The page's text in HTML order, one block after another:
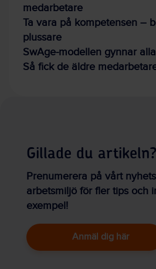
medarbetare
Ta vara på kompetensen –
plussare
SwAge-modellen gynnar
Så fick de äldre
Gillade du artikeln?
Prenumerera på vårt
arbetsmiljö för fler tips och
exempel!
Anmäl dig här